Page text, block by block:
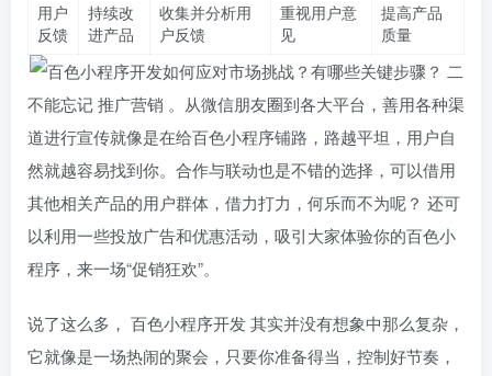
用户
反馈
持续改
进产品
收集并分析用
户反馈
重视用户意
见
提高产品
质量
不能忘记推广营销 。从微信朋友圈到各大平台，善用各种渠
道进行宣传就像是在给百色小程序铺路，路越平坦，用户自
然就越容易找到你。合作与联动也是不错的选择，可以借用
其他相关产品的用户群体，借力打力，何乐而不为呢？ 还可
以利用一些投放广告和优惠活动，吸引大家体验你的百色小
程序，来一场“促销狂欢”。
说了这么多， 百色小程序开发其实并没有想象中那么复杂，
它就像是一场热闹的聚会，只要你准备得当，控制好节奏，